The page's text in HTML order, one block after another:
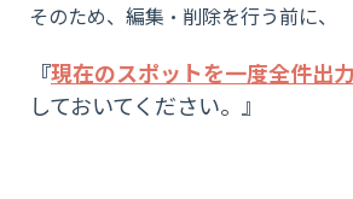
そのため、編集・削除を行う前に、
『現在のスポットを一度全件出
しておいてください。』